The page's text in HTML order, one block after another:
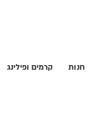
חנות קרמים ופילינג